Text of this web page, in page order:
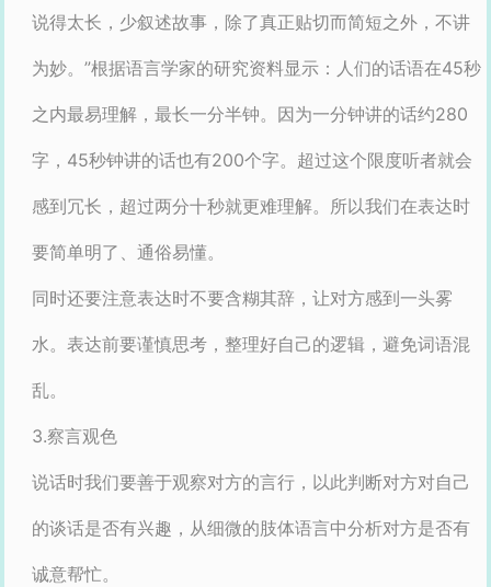
说得太长，少叙述故事，除了真正贴切而简短之外，不讲
为妙。”根据语言学家的研究资料显示：人们的话语在45秒
之内最易理解，最长一分半钟。因为一分钟讲的话约280
字，45秒钟讲的话也有200个字。超过这个限度听者就会
感到冗长，超过两分十秒就更难理解。所以我们在表达时
要简单明了、通俗易懂。
同时还要注意表达时不要含糊其辞，让对方感到一头雾
水。表达前要谨慎思考，整理好自己的逻辑，避免词语混
乱。
3.察言观色
说话时我们要善于观察对方的言行，以此判断对方对自己
的谈话是否有兴趣，从细微的肢体语言中分析对方是否有
诚意帮忙。